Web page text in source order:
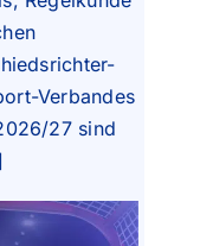
Verbandes
27 sind